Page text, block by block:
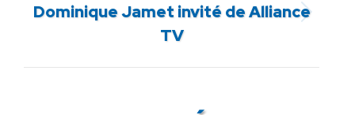
Article
suivant
Dominique Jamet invité de Alliance
TV